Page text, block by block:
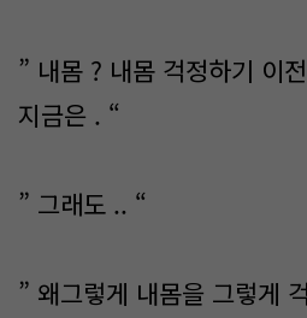
” 내몸 ? 내몸 걱정하기 이
지금은 . “
” 그래도 .. “
” 왜그렇게 내몸을 그렇게